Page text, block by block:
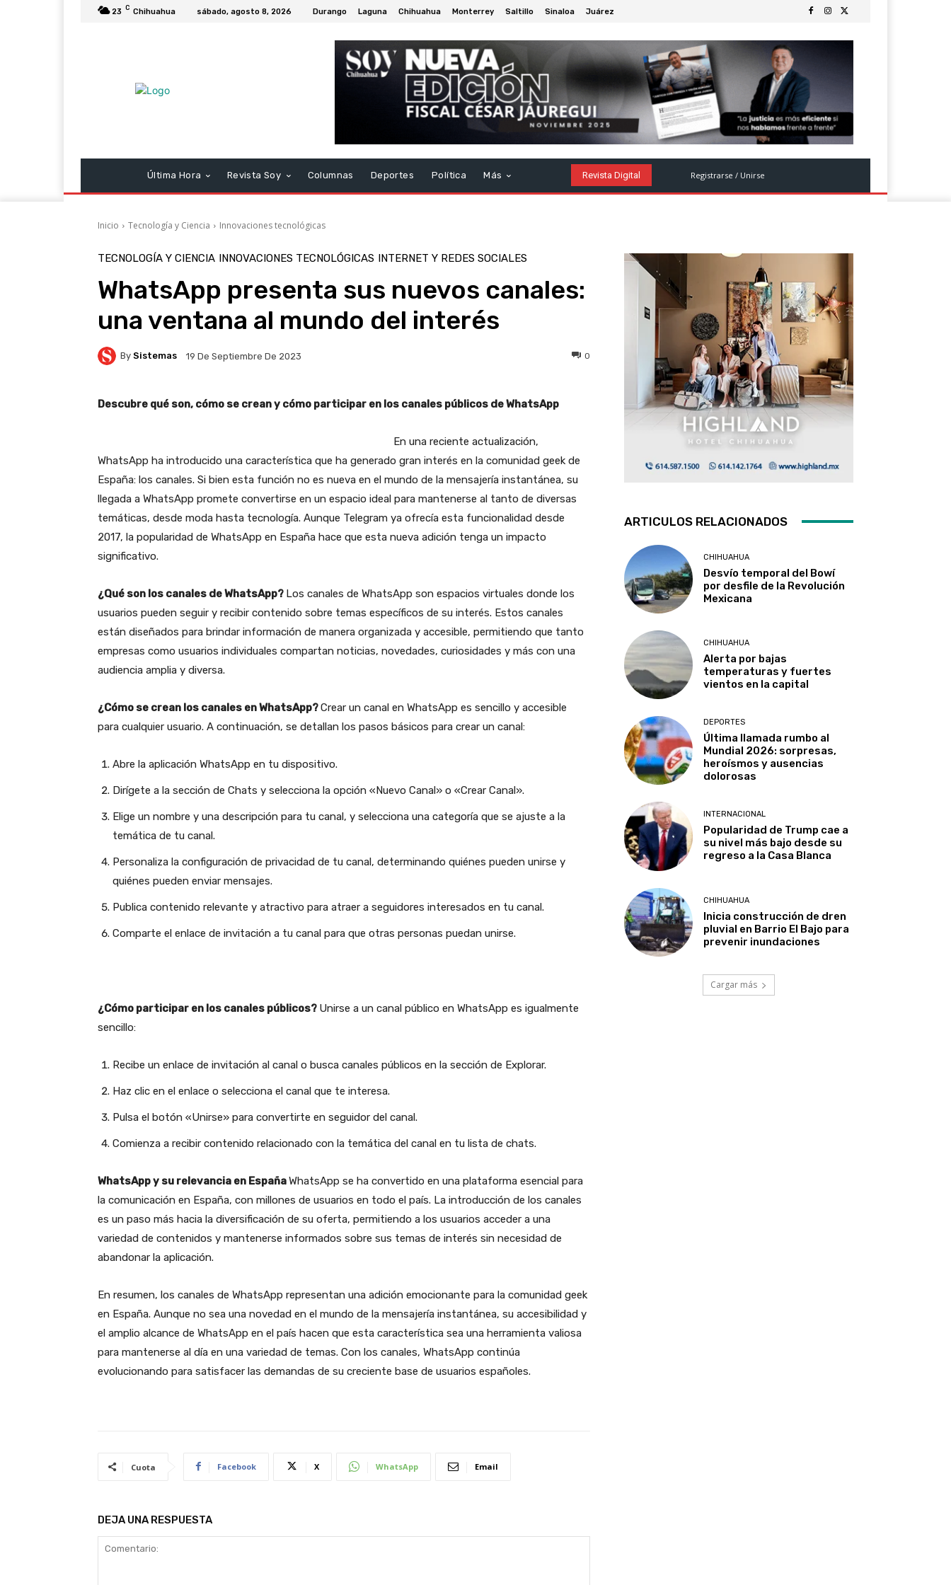
23 C Chihuahua sábado, agosto 8, 2026 Durango Laguna Chihuahua Monterrey Saltillo Sinaloa Juárez
Última Hora Revista Soy Columnas Deportes Política Más Revista Digital Registrarse / Unirse
Inicio Tecnología y Ciencia Innovaciones tecnológicas
TECNOLOGÍA Y CIENCIA INNOVACIONES TECNOLÓGICAS INTERNET Y REDES SOCIALES
WhatsApp presenta sus nuevos canales:
una ventana al mundo del interés
By Sistemas 19 De Septiembre De 2023 0
Descubre qué son, cómo se crean y cómo participar en los canales públicos de WhatsApp
En una reciente actualización,
WhatsApp ha introducido una característica que ha generado gran interés en la comunidad geek de
España: los canales. Si bien esta función no es nueva en el mundo de la mensajería instantánea, su
llegada a WhatsApp promete convertirse en un espacio ideal para mantenerse al tanto de diversas
temáticas, desde moda hasta tecnología. Aunque Telegram ya ofrecía esta funcionalidad desde
2017, la popularidad de WhatsApp en España hace que esta nueva adición tenga un impacto
significativo.
¿Qué son los canales de WhatsApp? Los canales de WhatsApp son espacios virtuales donde los
usuarios pueden seguir y recibir contenido sobre temas específicos de su interés. Estos canales
están diseñados para brindar información de manera organizada y accesible, permitiendo que tanto
empresas como usuarios individuales compartan noticias, novedades, curiosidades y más con una
audiencia amplia y diversa.
¿Cómo se crean los canales en WhatsApp?Crear un canal en WhatsApp es sencillo y accesible
para cualquier usuario. A continuación, se detallan los pasos básicos para crear un canal:
Abre la aplicación WhatsApp en tu dispositivo.
Dirígete a la sección de Chats y selecciona la opción «Nuevo Canal» o «Crear Canal».
Elige un nombre y una descripción para tu canal, y selecciona una categoría que se ajuste a la
temática de tu canal.
Personaliza la configuración de privacidad de tu canal, determinando quiénes pueden unirse y
quiénes pueden enviar mensajes.
Publica contenido relevante y atractivo para atraer a seguidores interesados en tu canal.
Comparte el enlace de invitación a tu canal para que otras personas puedan unirse.
¿Cómo participar en los canales públicos? Unirse a un canal público en WhatsApp es igualmente
sencillo:
Recibe un enlace de invitación al canal o busca canales públicos en la sección de Explorar.
Haz clic en el enlace o selecciona el canal que te interesa.
Pulsa el botón «Unirse» para convertirte en seguidor del canal.
Comienza a recibir contenido relacionado con la temática del canal en tu lista de chats.
WhatsApp y su relevancia en EspañaWhatsApp se ha convertido en una plataforma esencial para
la comunicación en España, con millones de usuarios en todo el país. La introducción de los canales
es un paso más hacia la diversificación de su oferta, permitiendo a los usuarios acceder a una
variedad de contenidos y mantenerse informados sobre sus temas de interés sin necesidad de
abandonar la aplicación.
En resumen, los canales de WhatsApp representan una adición emocionante para la comunidad geek
en España. Aunque no sea una novedad en el mundo de la mensajería instantánea, su accesibilidad y
el amplio alcance de WhatsApp en el país hacen que esta característica sea una herramienta valiosa
para mantenerse al día en una variedad de temas. Con los canales, WhatsApp continúa
evolucionando para satisfacer las demandas de su creciente base de usuarios españoles.
Cuota Facebook X WhatsApp Email
DEJA UNA RESPUESTA
ARTICULOS RELACIONADOS
CHIHUAHUA
Desvío temporal del Bowí
por desfile de la Revolución
Mexicana
CHIHUAHUA
Alerta por bajas
temperaturas y fuertes
vientos en la capital
DEPORTES
Última llamada rumbo al
Mundial 2026: sorpresas,
heroísmos y ausencias
dolorosas
INTERNACIONAL
Popularidad de Trump cae a
su nivel más bajo desde su
regreso a la Casa Blanca
CHIHUAHUA
Inicia construcción de dren
pluvial en Barrio El Bajo para
prevenir inundaciones
Cargar más